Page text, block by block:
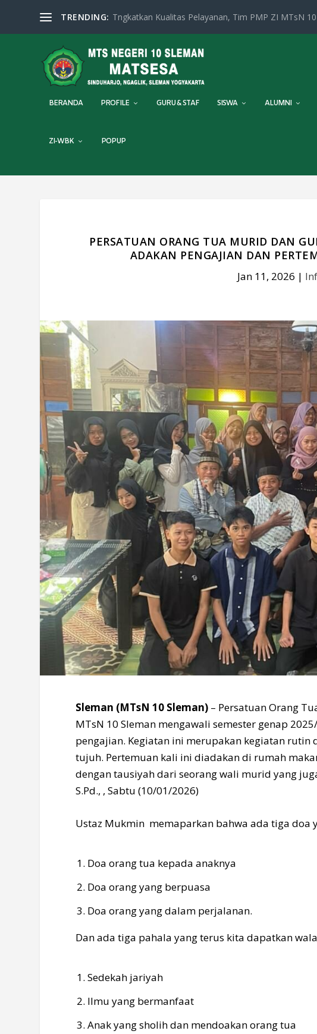
TRENDING: Tngkatkan Kualitas Pelayanan, Tim PMP ZI MTsN 10
BERANDA PROFILE GURU & STAF SISWA ALUMNI
ZI-WBK POPUP
PERSATUAN ORANG TUA MURID DAN
ADAKAN PENGAJIAN DAN
Jan 11, 2026 |
Sleman (MTsN 10 Sleman) – Persatuan Orang
MTsN 10 Sleman mengawali semester genap
pengajian. Kegiatan ini merupakan kegiatan rutin
tujuh. Pertemuan kali ini diadakan di rumah
dengan tausiyah dari seorang wali murid yang
S.Pd., , Sabtu (10/01/2026)
Ustaz Mukmin memaparkan bahwa ada tiga doa
Doa orang tua kepada anaknya
Doa orang yang berpuasa
Doa orang yang dalam perjalanan.
Dan ada tiga pahala yang terus kita dapatkan
Sedekah jariyah
Ilmu yang bermanfaat
Anak yang sholih dan mendoakan orang tua